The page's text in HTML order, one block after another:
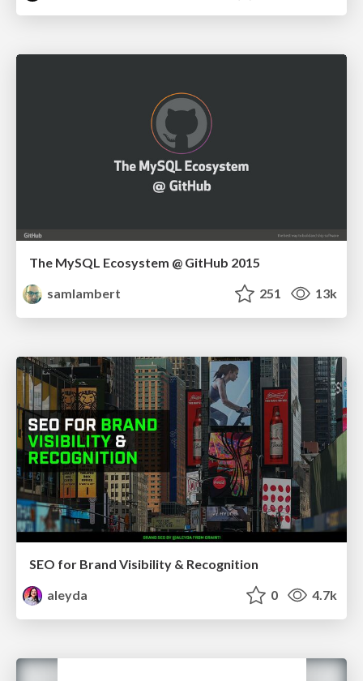
The MySQL Ecosystem @ GitHub 2015
samlambert
251 13k
SEO for Brand Visibility & Recognition
aleyda
0 4.7k